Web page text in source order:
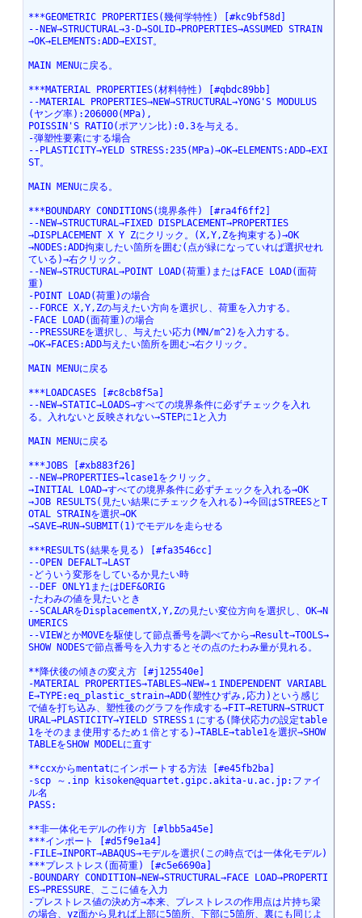
***GEOMETRIC PROPERTIES(幾何学特性) [#kc9bf58d]
--NEW→STRUCTURAL→3-D→SOLID→PROPERTIES→ASSUMED STRAIN
→OK→ELEMENTS:ADD→EXIST。
MAIN MENUに戻る。
***MATERIAL PROPERTIES(材料特性) [#qbdc89bb]
--MATERIAL PROPERTIES→NEW→STRUCTURAL→YONG'S MODULUS
(ヤング率):206000(MPa),
POISSIN'S RATIO(ポアソン比):0.3を与える。
-弾塑性要素にする場合
--PLASTICITY→YELD STRESS:235(MPa)→OK→ELEMENTS:ADD→EXI
ST。
MAIN MENUに戻る。
***BOUNDARY CONDITIONS(境界条件) [#ra4f6ff2]
--NEW→STRUCTURAL→FIXED DISPLACEMENT→PROPERTIES
→DISPLACEMENT X Y Zにクリック。(X,Y,Zを拘束する)→OK
→NODES:ADD拘束したい箇所を囲む(点が緑になっていれば選択せれ
ている)→右クリック。
--NEW→STRUCTURAL→POINT LOAD(荷重)またはFACE LOAD(面荷
重)
-POINT LOAD(荷重)の場合
--FORCE X,Y,Zの与えたい方向を選択し、荷重を入力する。
-FACE LOAD(面荷重)の場合
--PRESSUREを選択し、与えたい応力(MN/m^2)を入力する。
→OK→FACES:ADD与えたい箇所を囲む→右クリック。
MAIN MENUに戻る
***LOADCASES [#c8cb8f5a]
--NEW→STATIC→LOADS→すべての境界条件に必ずチェックを入れ
る。入れないと反映されない→STEPに1と入力
MAIN MENUに戻る
***JOBS [#xb883f26]
--NEW→PROPERTIES→lcase1をクリック。
→INITIAL LOAD→すべての境界条件に必ずチェックを入れる→OK
→JOB RESULTS(見たい結果にチェックを入れる)→今回はSTREESとT
OTAL STRAINを選択→OK
→SAVE→RUN→SUBMIT(1)でモデルを走らせる
***RESULTS(結果を見る) [#fa3546cc]
--OPEN DEFALT→LAST
-どういう変形をしているか見たい時
--DEF ONLY1またはDEF&ORIG
-たわみの値を見たいとき
--SCALARをDisplacementX,Y,Zの見たい変位方向を選択し、OK→N
UMERICS
--VIEWとかMOVEを駆使して節点番号を調べてから→Result→TOOLS→
SHOW NODESで節点番号を入力するとその点のたわみ量が見れる。
**降伏後の傾きの変え方 [#j125540e]
-MATERIAL PROPERTIES→TABLES→NEW→１INDEPENDENT VARIABL
E→TYPE:eq_plastic_strain→ADD(塑性ひずみ,応力)という感じ
で値を打ち込み、塑性後のグラフを作成する→FIT→RETURN→STRUCT
URAL→PLASTICITY→YIELD STRESS１にする(降伏応力の設定table
1をそのまま使用するため１倍とする)→TABLE→table1を選択→SHOW
TABLEをSHOW MODELに直す
**ccxからmentatにインポートする方法 [#e45fb2ba]
-scp ～.inp kisoken@quartet.gipc.akita-u.ac.jp:ファイ
ル名
PASS:
**非一体化モデルの作り方 [#lbb5a45e]
***インポート [#d5f9e1a4]
-FILE→INPORT→ABAQUS→モデルを選択(この時点では一体化モデル)
***プレストレス(面荷重) [#c5e6690a]
-BOUNDARY CONDITION→NEW→STRUCTURAL→FACE LOAD→PROPERTI
ES→PRESSURE、ここに値を入力
-プレストレス値の決め方→本来、プレストレスの作用点は片持ち梁
の場合、yz面から見れば上部に5箇所、下部に5箇所、裏にも同じよ